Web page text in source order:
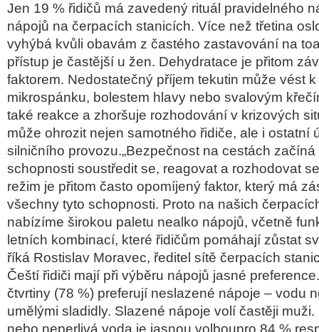
Jen 19 % řidičů má zavedený rituál pravidelného
nápojů na čerpacích stanicích. Více než třetina
vyhýbá kvůli obavám z častého zastavování na
přístup je častější u žen. Dehydratace je přitom z
faktorem. Nedostatečný příjem tekutin může vést
mikrospánku, bolestem hlavy nebo svalovým křeč
také reakce a zhoršuje rozhodování v krizových
může ohrozit nejen samotného řidiče, ale i ostatní
silničního provozu.„Bezpečnost na cestách zač
schopnosti soustředit se, reagovat a rozhodovat
režim je přitom často opomíjený faktor, který má
všechny tyto schopnosti. Proto na našich čerpac
nabízíme širokou paletu nealko nápojů, včetně
letních kombinací, které řidičům pomáhají zůstat
říká Rostislav Moravec, ředitel sítě čerpacích
Čeští řidiči mají při výběru nápojů jasné
čtvrtiny (78 %) preferují neslazené nápoje – vodu
uměl ými sladidly. Slazené nápoje volí častěji muži.
nebo neperlivá voda je jasnou volboupro 84 %